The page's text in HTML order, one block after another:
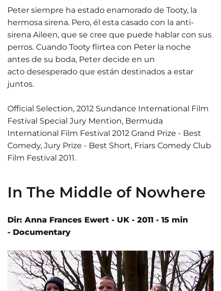
Peter siempre ha estado enamorado de Tooty, la
hermosa sirena. Pero, él esta casado con la anti-
sirena Aileen, que se cree que puede hablar con sus
perros. Cuando Tooty flirtea con Peter la noche
antes de su boda, Peter decide en un
acto desesperado que están destinados a estar
juntos.
Official Selection, 2012 Sundance International Film
Festival Special Jury Mention, Bermuda
International Film Festival 2012 Grand Prize - Best
Comedy, Jury Prize - Best Short, Friars Comedy Club
Film Festival 2011.
In The Middle of Nowhere
Dir: Anna Frances Ewert - UK - 2011 - 15 min
- Documentary